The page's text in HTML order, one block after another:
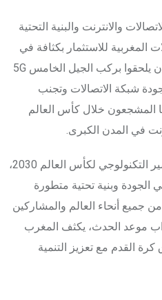
والانترنت والبنية التحتية
المغربية للاستثمار بكثافة في
تطوير الاتصالات ومن المحتمل أن يلحقوا بركب الجيل الخامس 5G
شبكة الاتصالات وتجنب
المشجعون خلال كأس العالم
في المدن الكبرى.
يعد إذن هذا الاجتماع بداية للتحضير التكنولوجي لكأس العالم 2030،
الجودة وبنية تحتية متطورة
جميع أنحاء العالم والمشاركين
موعد الحدث، يكثف المغرب
القدم مع تعزيز التنمية